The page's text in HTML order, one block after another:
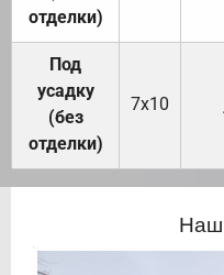
отделки)
Под
усадку
(без
отделки)
7х10